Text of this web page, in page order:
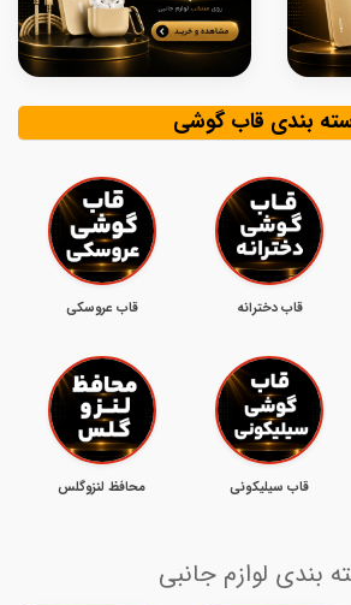
بندی قاب گوشی
قاب دخترانه قاب عروسکی
قاب سیلیکونی محافظ لنزوگلس
بندی لوازم جانبی